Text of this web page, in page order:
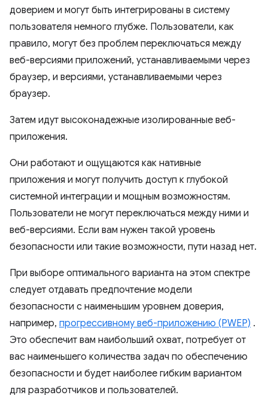
доверием и могут быть интегрированы в систему
пользователя немного глубже. Пользователи, как
правило, могут без проблем переключаться между
веб-версиями приложений, устанавливаемыми через
браузер, и версиями, устанавливаемыми через
браузер.
Затем идут высоконадежные изолированные веб-
приложения.
Они работают и ощущаются как нативные
приложения и могут получить доступ к глубокой
системной интеграции и мощным возможностям.
Пользователи не могут переключаться между ними и
веб-версиями. Если вам нужен такой уровень
безопасности или такие возможности, пути назад нет.
При выборе оптимального варианта на этом спектре
следует отдавать предпочтение модели
безопасности с наименьшим уровнем доверия,
например, прогрессивному веб-приложению (PWEP) .
Это обеспечит вам наибольший охват, потребует от
вас наименьшего количества задач по обеспечению
безопасности и будет наиболее гибким вариантом
для разработчиков и пользователей.